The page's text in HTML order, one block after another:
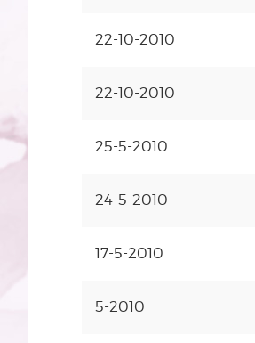
22-10-2010
22-10-2010
25-5-2010
24-5-2010
17-5-2010
5-2010